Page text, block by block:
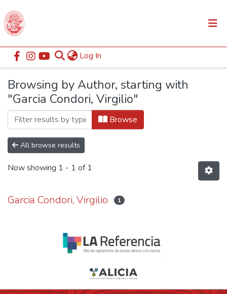
Log In
Communities & Collections
All of DSpace
Home Browse by Author
Browsing by Author, starting with
"Garcia Condori, Virgilio"
Browse
All browse results
Now showing 1 - 1 of 1
Garcia Condori, Virgilio 1